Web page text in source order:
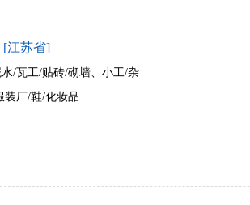
[江苏省]
/瓦工/贴砖/砌墙、小工/杂
装厂/鞋/化妆品